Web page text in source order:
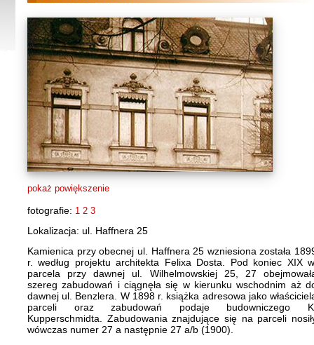
pokaż powiększenie
fotografie: 1 2 3
Lokalizacja: ul. Haffnera 25
Kamienica przy obecnej ul. Haffnera 25 wzniesiona została
r. według projektu architekta Felixa Dosta. Pod koniec XIX
parcela przy dawnej ul. Wilhelmowskiej 25, 27
szereg zabudowań i ciągnęła się w kierunku wschodnim aż
dawnej ul. Benzlera. W 1898 r. książka adresowa jako
parceli oraz zabudowań podaje budowniczego
Kupperschmidta. Zabudowania znajdujące się na parceli
wówczas numer 27 a następnie 27 a/b (1900).